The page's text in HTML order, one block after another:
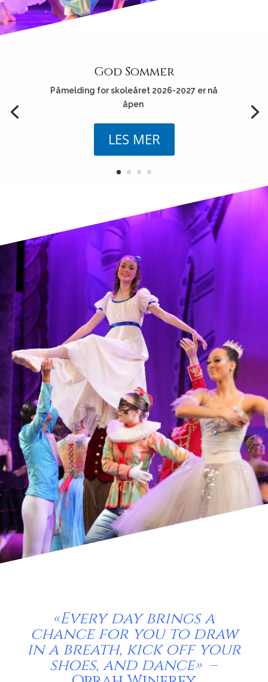
God Sommer
Påmelding for skoleåret 2026-2027 er nå
åpen
LES MER
«Every day brings a
chance for you to draw
in a breath, kick off your
shoes, and dance»–